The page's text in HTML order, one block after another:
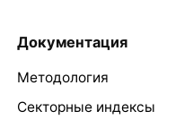
Документация
Методология
Секторные индексы